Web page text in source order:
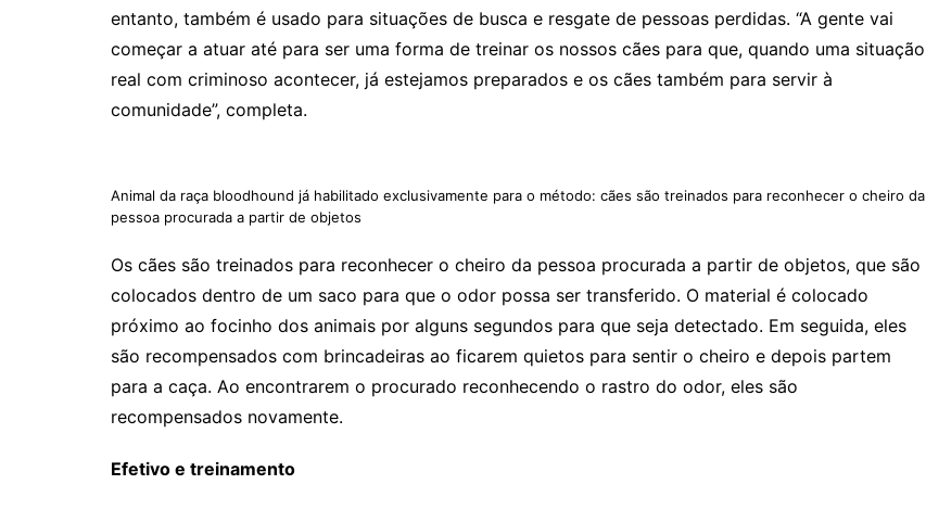
entanto, também é usado para situações de busca e resgate de pessoas perdidas. “A gente vai
começar a atuar até para ser uma forma de treinar os nossos cães para que, quando uma situação
real com criminoso acontecer, já estejamos preparados e os cães também para servir à
comunidade”, completa.
Animal da raça bloodhound já habilitado exclusivamente para o método: cães são treinados para reconhecer o cheiro da
pessoa procurada a partir de objetos
Os cães são treinados para reconhecer o cheiro da pessoa procurada a partir de objetos, que são
colocados dentro de um saco para que o odor possa ser transferido. O material é colocado
próximo ao focinho dos animais por alguns segundos para que seja detectado. Em seguida, eles
são recompensados com brincadeiras ao ficarem quietos para sentir o cheiro e depois partem
para a caça. Ao encontrarem o procurado reconhecendo o rastro do odor, eles são
recompensados novamente.
Efetivo e treinamento